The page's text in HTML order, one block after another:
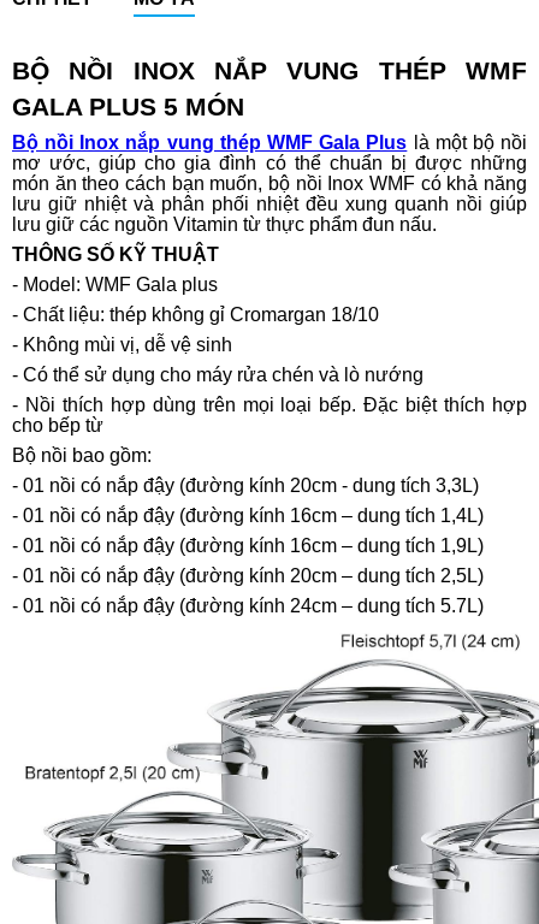
BỘ NỒI INOX NẮP VUNG THÉP WMF
GALA PLUS 5 MÓN
Bộ nồi Inox nắp vung thép WMF Gala Plus là một bộ nồi
mơ ước, giúp cho gia đình có thể chuẩn bị được những
món ăn theo cách bạn muốn, bộ nồi Inox WMF có khả năng
lưu giữ nhiệt và phân phối nhiệt đều xung quanh nồi giúp
lưu giữ các nguồn Vitamin từ thực phẩm đun nấu.
THÔNG SỐ KỸ THUẬT
- Model: WMF Gala plus
- Chất liệu: thép không gỉ Cromargan 18/10
- Không mùi vị, dễ vệ sinh
- Có thể sử dụng cho máy rửa chén và lò nướng
- Nồi thích hợp dùng trên mọi loại bếp. Đặc biệt thích hợp
cho bếp từ
Bộ nồi bao gồm:
- 01 nồi có nắp đậy (đường kính 20cm - dung tích 3,3L)
- 01 nồi có nắp đậy (đường kính 16cm – dung tích 1,4L)
- 01 nồi có nắp đậy (đường kính 16cm – dung tích 1,9L)
- 01 nồi có nắp đậy (đường kính 20cm – dung tích 2,5L)
- 01 nồi có nắp đậy (đường kính 24cm – dung tích 5.7L)